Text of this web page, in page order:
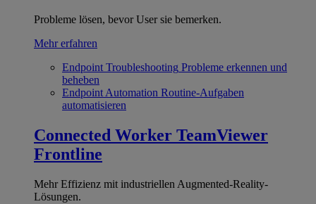
Probleme lösen, bevor User sie bemerken.
Mehr erfahren
Endpoint Troubleshooting Probleme erkennen und
beheben
Endpoint Automation Routine-Aufgaben
automatisieren
Connected Worker TeamViewer
Frontline
Mehr Effizienz mit industriellen Augmented-Reality-
Lösungen.